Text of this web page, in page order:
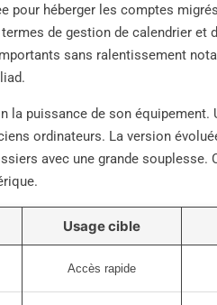
pour héberger les comptes
de gestion de calendrier et
sans ralentissement
la puissance de son
ordinateurs. La version
avec une grande souplesse.
Usage cible
Accès rapide